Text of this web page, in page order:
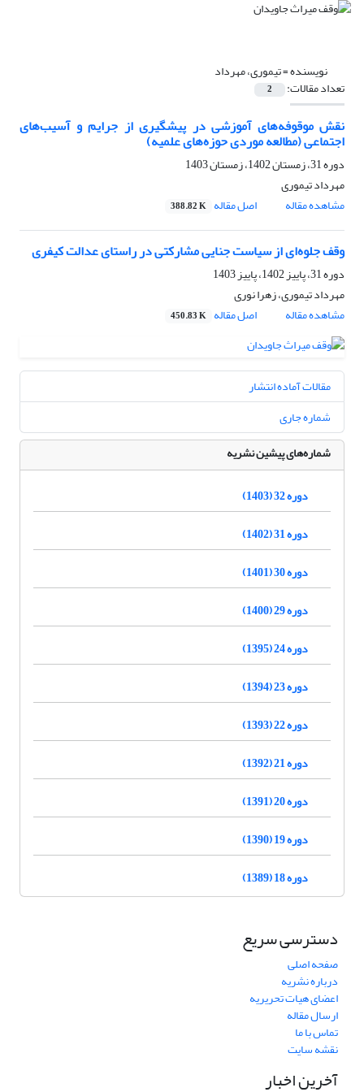
نویسنده =تیموری، مهرداد
تعداد مقالات: 2
نقش موقوفه‌های آموزشی در پیشگیری از جرایم و آسیب‌های
اجتماعی (مطالعه موردی حوزه‌های علمیه)
دوره 31، زمستان 1402، زمستان 1403
مهرداد تیموری
مشاهده مقاله
اصل مقاله 388.82 K
وقف جلوه‌ای از سیاست جنایی مشارکتی در راستای عدالت کیفری
دوره 31، پاییز 1402، پاییز 1403
مهرداد تیموری، زهرا نوری
مشاهده مقاله
اصل مقاله 450.83 K
مقالات آماده انتشار
شماره جاری
شماره‌های پیشین نشریه
دوره 32 (1403)
دوره 31 (1402)
دوره 30 (1401)
دوره 29 (1400)
دوره 24 (1395)
دوره 23 (1394)
دوره 22 (1393)
دوره 21 (1392)
دوره 20 (1391)
دوره 19 (1390)
دوره 18 (1389)
دسترسی سریع
صفحه اصلی
درباره نشریه
اعضای هیات تحریریه
ارسال مقاله
تماس با ما
نقشه سایت
آخرین اخبار